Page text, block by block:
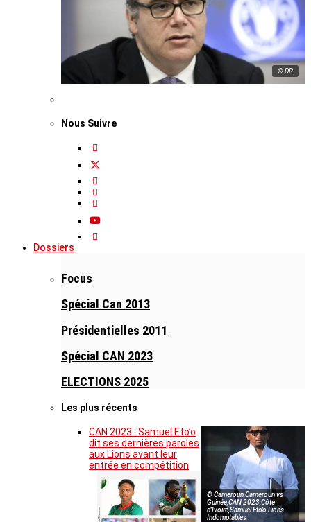
© DR
Nous Suivre
Dossiers
Focus
Spécial Can 2013
Présidentielles 2011
Spécial CAN 2023
ELECTIONS 2025
Les plus récents
© Cameroun,Cameroun vs
Guinée,CAN 2023,Côte
d’Ivoire,Samuel Eto’o,Lions
Indomptables
CAN 2023 : Samuel Eto’o
dit ses dernières paroles
aux Lions avant leur
entrée en compétition